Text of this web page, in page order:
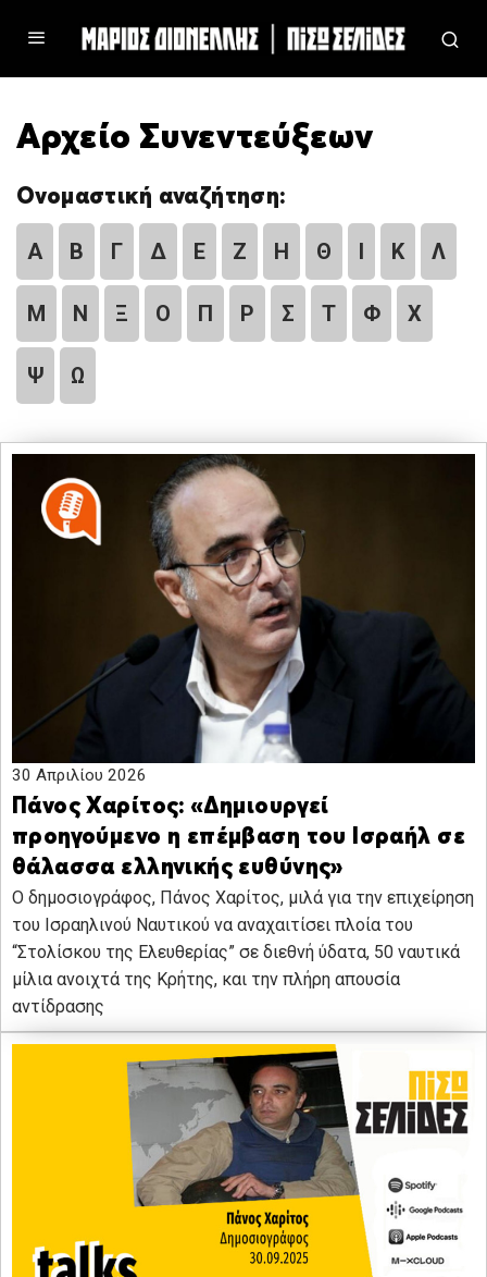
Αρχείο Συνεντεύξεων
Ονομαστική αναζήτηση:
Α Β Γ Δ Ε Ζ Η Θ Ι Κ Λ
Μ Ν Ξ Ο Π Ρ Σ Τ Φ Χ
Ψ Ω
30 Απριλίου 2026
Πάνος Χαρίτος: «Δημιουργεί
προηγούμενο η επέμβαση του Ισραήλ σε
θάλασσα ελληνικής ευθύνης»
Ο δημοσιογράφος, Πάνος Χαρίτος, μιλά για την επιχείρηση
του Ισραηλινού Ναυτικού να αναχαιτίσει πλοία του
“Στολίσκου της Ελευθερίας” σε διεθνή ύδατα, 50 ναυτικά
μίλια ανοιχτά της Κρήτης, και την πλήρη απουσία
αντίδρασης